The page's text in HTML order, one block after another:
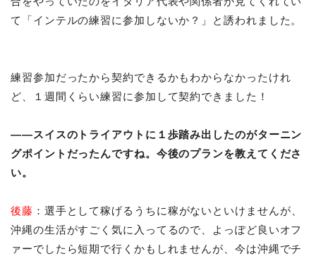
て「インテルの練習に参加しないか？」と誘われました。
練習参加だったから契約できるかもわからなかったけれ
ど、１週間くらい練習に参加して契約できました！
――スイスのトライアウトに１歩踏み出したのがターニン
グポイントだったんですね。今後のプランを教えてくださ
い。
後藤 ：選手として稼げるうちに稼がないといけませんが、
沖縄の生活がすごく気に入ってるので、よっぽど良いオフ
ァーでしたら短期で行くかもしれませんが、今は沖縄でチ